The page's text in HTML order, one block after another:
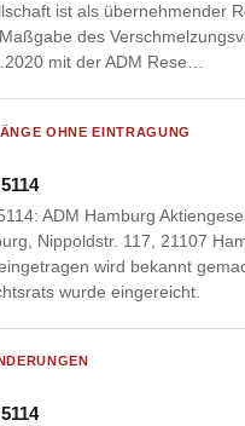
ist als übernehmender
des
mit der ADM Rese…
OHNE EINTRAGUNG
ADM Hamburg
Nippoldstr. 117, 21107
wird bekannt
wurde eingereicht.